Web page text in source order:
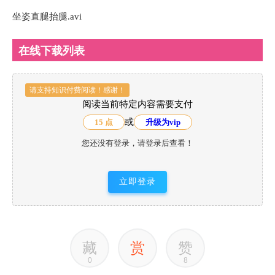
坐姿直腿抬腿.avi
在线下载列表
请支持知识付费阅读！感谢！
阅读当前特定内容需要支付
15 点 或 升级为vip
您还没有登录，请登录后查看！
立即登录
藏
0
赏 赞
8